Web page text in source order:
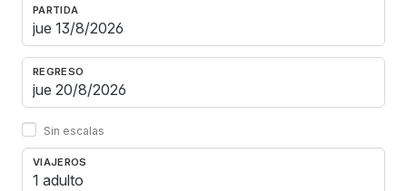
PARTIDA
REGRESO
Sin escalas
VIAJEROS
1 adulto